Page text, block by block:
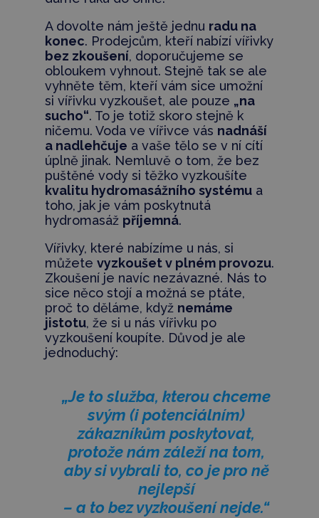
A dovolte nám ještě jednu radu na
konec. Prodejcům, kteří nabízí vířivky
bez zkoušení, doporučujeme se
obloukem vyhnout. Stejně tak se ale
vyhněte těm, kteří vám sice umožní
si vířivku vyzkoušet, ale pouze „na
sucho“. To je totiž skoro stejně k
ničemu. Voda ve vířivce vás nadnáší
a nadlehčuje a vaše tělo se v ní cítí
úplně jinak. Nemluvě o tom, že bez
puštěné vody si těžko vyzkoušíte
kvalitu hydromasážního systémua
toho, jak je vám poskytnutá
hydromasáž příjemná.
Vířivky, které nabízíme u nás, si
můžete vyzkoušet v plném provozu.
Zkoušení je navíc nezávazné. Nás to
sice něco stojí a možná se ptáte,
proč to děláme, když nemáme
jistotu, že si u nás vířivku po
vyzkoušení koupíte. Důvod je ale
jednoduchý:
„Je to služba, kterou chceme
svým (i potenciálním)
zákazníkům poskytovat,
protože nám záleží na tom,
aby si vybrali to, co je pro ně
nejlepší
– a to bez vyzkoušení nejde.“